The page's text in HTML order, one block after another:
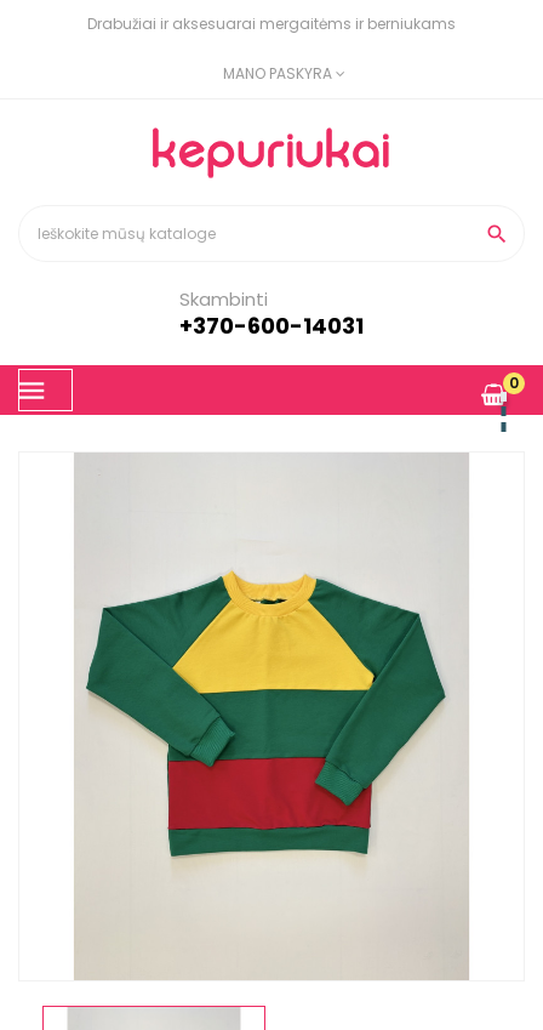
Drabužiai ir aksesuarai mergaitėms ir berniukams
MANO PASKYRA

Skambinti
+370-600-14031
Toggle
navigation
0